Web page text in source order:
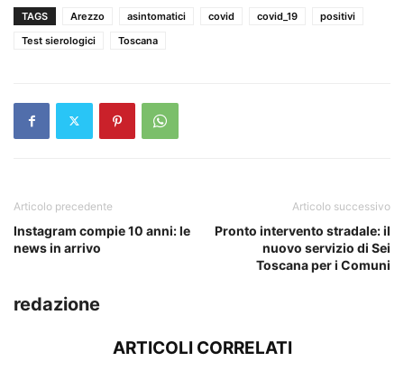
TAGS Arezzo asintomatici covid covid_19
positivi
Test sierologici
Toscana
Articolo precedente
Instagram compie 10 anni: le
news in arrivo
Articolo successivo
Pronto intervento stradale: il
nuovo servizio di Sei
Toscana per i Comuni
redazione
ARTICOLI CORRELATI